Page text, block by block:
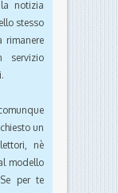
notizia
stesso
rimanere
servizio
un
nè
modello
per te